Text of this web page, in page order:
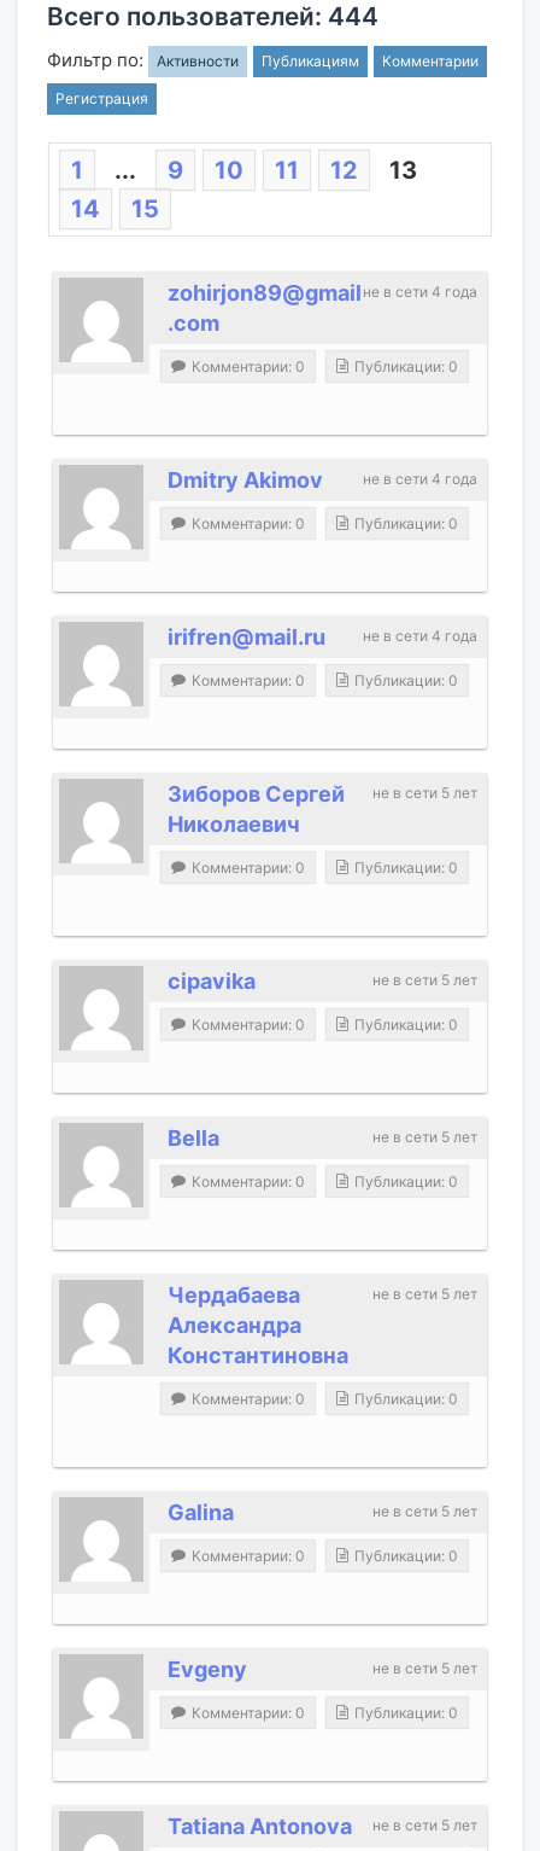
Всего пользователей: 444
Фильтр по: Активности Публикациям Комментарии
Регистрация
1 ... 9 10 11 12
13
14
15
не в сети 4 года
zohirjon89@gmail
.com
Комментарии: 0 Публикации: 0
не в сети 4 года
Dmitry Akimov
Комментарии: 0 Публикации: 0
не в сети 4 года
irifren@mail.ru
Комментарии: 0 Публикации: 0
не в сети 5 лет
Зиборов Сергей
Николаевич
Комментарии: 0 Публикации: 0
не в сети 5 лет
cipavika
Комментарии: 0 Публикации: 0
не в сети 5 лет
Bella
Комментарии: 0 Публикации: 0
не в сети 5 лет
Чердабаева
Александра
Константиновна
Комментарии: 0 Публикации: 0
не в сети 5 лет
Galina
Комментарии: 0 Публикации: 0
не в сети 5 лет
Evgeny
Комментарии: 0 Публикации: 0
не в сети 5 лет
Tatiana Antonova